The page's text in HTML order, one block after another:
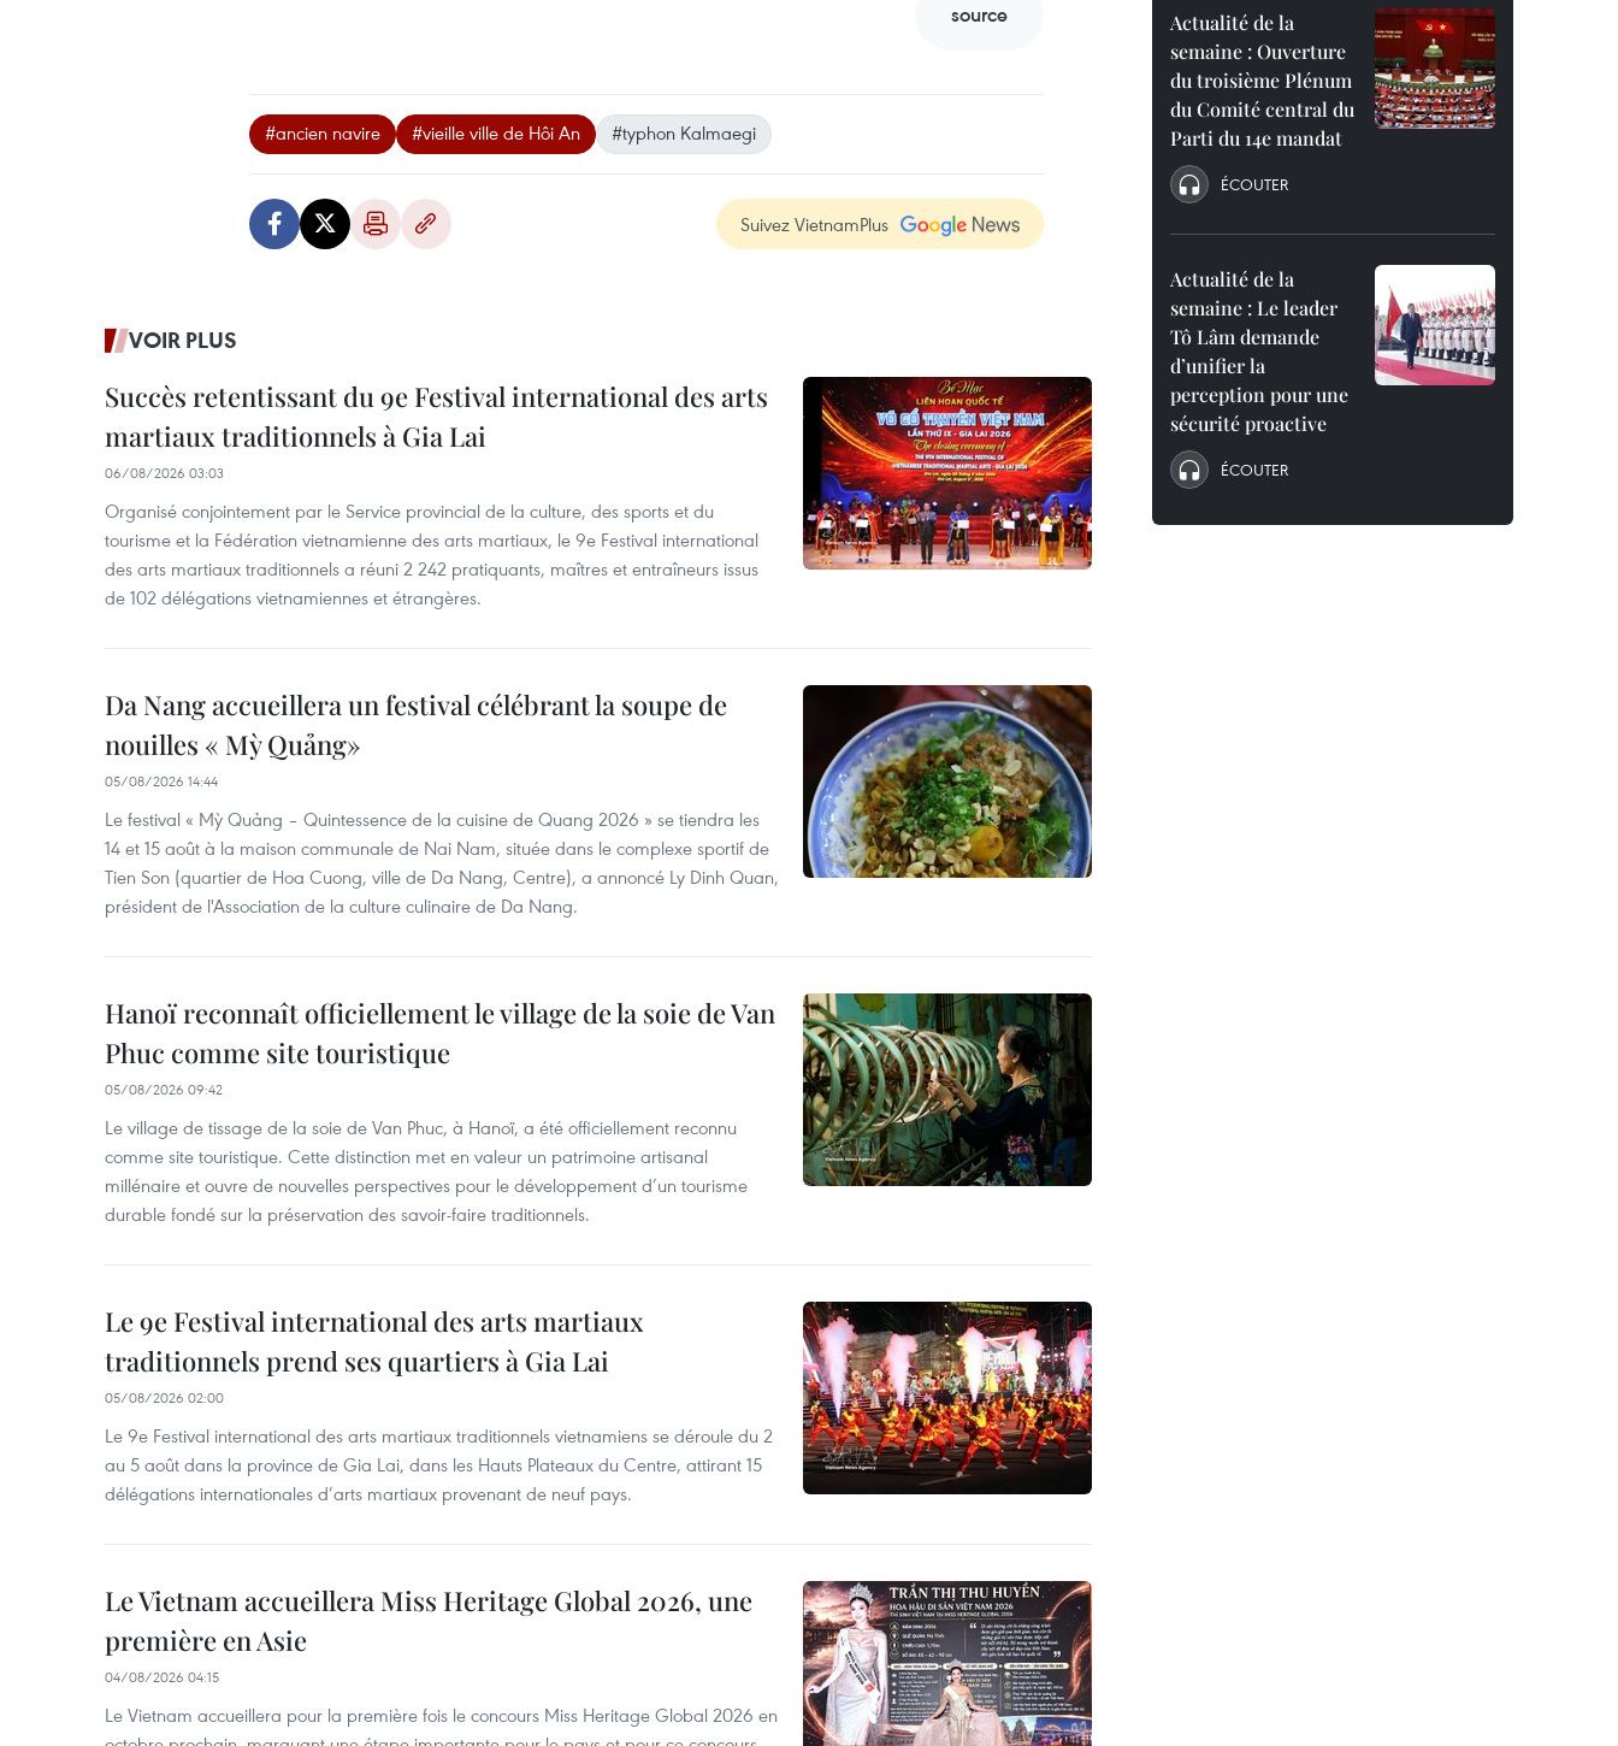
source
#ancien navire #vieille ville de Hôi An #typhon Kalmaegi
Suivez VietnamPlus
VOIR PLUS
Succès retentissant du 9e Festival international des arts
martiaux traditionnels à Gia Lai
06/08/2026 03:03
Organisé conjointement par le Service provincial de la culture, des sports et du
tourisme et la Fédération vietnamienne des arts martiaux, le 9e Festival international
des arts martiaux traditionnels a réuni 2 242 pratiquants, maîtres et entraîneurs issus
de 102 délégations vietnamiennes et étrangères.
Da Nang accueillera un festival célébrant la soupe de
nouilles « Mỳ Quảng»
05/08/2026 14:44
Le festival « Mỳ Quảng – Quintessence de la cuisine de Quang 2026 » se tiendra les
14 et 15 août à la maison communale de Nai Nam, située dans le complexe sportif de
Tien Son (quartier de Hoa Cuong, ville de Da Nang, Centre), a annoncé Ly Dinh Quan,
président de l'Association de la culture culinaire de Da Nang.
Hanoï reconnaît officiellement le village de la soie de Van
Phuc comme site touristique
05/08/2026 09:42
Le village de tissage de la soie de Van Phuc, à Hanoï, a été officiellement reconnu
comme site touristique. Cette distinction met en valeur un patrimoine artisanal
millénaire et ouvre de nouvelles perspectives pour le développement d’un tourisme
durable fondé sur la préservation des savoir-faire traditionnels.
Le 9e Festival international des arts martiaux
traditionnels prend ses quartiers à Gia Lai
05/08/2026 02:00
Le 9e Festival international des arts martiaux traditionnels vietnamiens se déroule du 2
au 5 août dans la province de Gia Lai, dans les Hauts Plateaux du Centre, attirant 15
délégations internationales d’arts martiaux provenant de neuf pays.
Le Vietnam accueillera Miss Heritage Global 2026, une
première en Asie
04/08/2026 04:15
Le Vietnam accueillera pour la première fois le concours Miss Heritage Global 2026 en
Actualité de la
semaine : Ouverture
du troisième Plénum
du Comité central du
Parti du 14e mandat
ÉCOUTER
Actualité de la
semaine : Le leader
Tô Lâm demande
d’unifier la
perception pour une
sécurité proactive
ÉCOUTER